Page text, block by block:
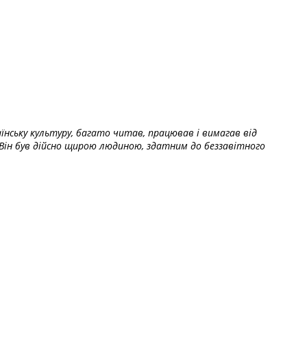
культуру, багато читав, працював і вимагав від
був дійсно щирою людиною, здатним до беззавітного